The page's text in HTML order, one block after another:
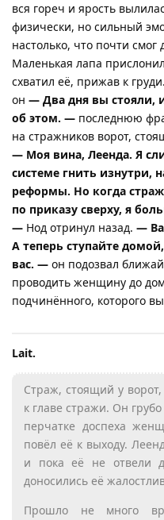
вся гореч и ярость
физически, но сильный
настолько, что почти смог
Маленькая лапа
схватил её, прижав к груди.
он — Два дня вы стояли,
об этом. — последнюю
на стражников ворот,
— Моя вина, Леенда. Я
системе гнить изнутри,
реформы. Но когда
по приказу сверху, я
— Нод отринул назад. —
А теперь ступайте
вас. — он подозвал
проводить женщину до
подчинённого, которого
Lait.​
Страж, стоящий у
к главе стражи. Он
перчатке доспеха
повёл её к выходу.
и пока её не отвели
доносились её
Прошло не много